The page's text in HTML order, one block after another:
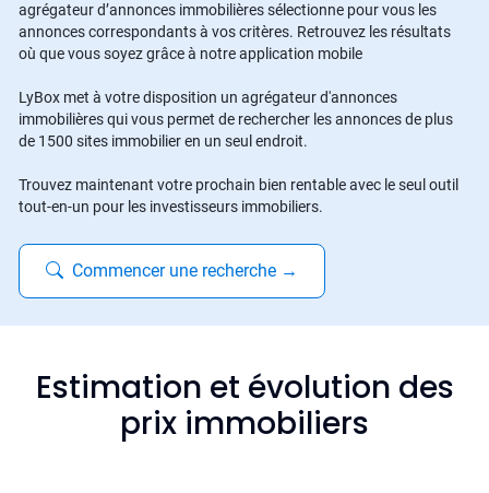
agrégateur d’annonces immobilières sélectionne pour vous les
annonces correspondants à vos critères. Retrouvez les résultats
où que vous soyez grâce à notre application mobile
LyBox met à votre disposition un agrégateur d'annonces
immobilières qui vous permet de rechercher les annonces de plus
de 1500 sites immobilier en un seul endroit.
Trouvez maintenant votre prochain bien rentable avec le seul outil
tout-en-un pour les investisseurs immobiliers.
Commencer une recherche →
Estimation et évolution des
prix immobiliers